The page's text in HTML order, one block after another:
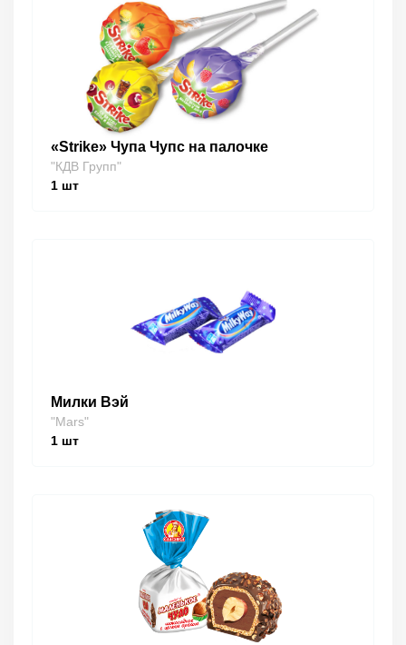
«Strike» Чупа Чупс на палочке
"КДВ Групп"
1 шт
Милки Вэй
"Mars"
1 шт